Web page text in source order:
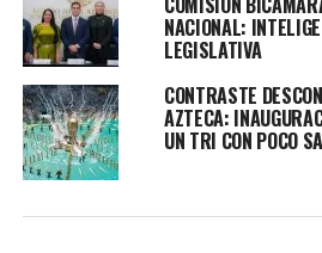
NACIONAL:
LEGISLATIVA
CONTRASTE
AZTECA:
UN TRI CON POCO